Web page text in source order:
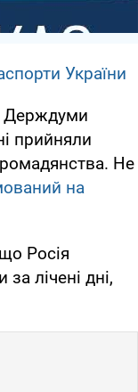
України
Держдуми
прийняли
Не
на
Росія
лічені дні,